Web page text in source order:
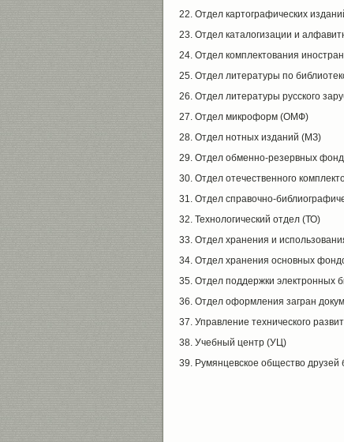
22. Отдел картографических
23. Отдел каталогизации и
24. Отдел комплектования
25. Отдел литературы по
26. Отдел литературы русского
27. Отдел микроформ (ОМФ)
28. Отдел нотных изданий (МЗ)
29. Отдел обменно-резервных
30. Отдел отечественного
31. Отдел справочно-
32. Технологический отдел (ТО)
33. Отдел хранения и
34. Отдел хранения основных
35. Отдел поддержки электронных
36. Отдел оформления загран
37. Управление технического
38. Учебный центр (УЦ)
39. Румянцевское общество друзей